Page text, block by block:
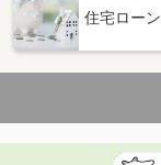
住宅ローン